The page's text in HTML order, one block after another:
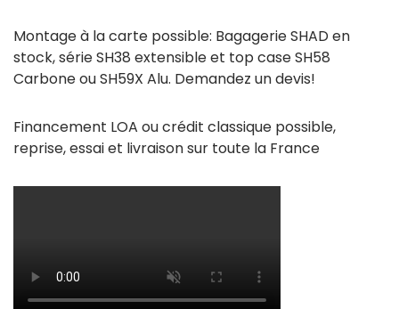
Montage à la carte possible: Bagagerie SHAD en
stock, série SH38 extensible et top case SH58
Carbone ou SH59X Alu. Demandez un devis!
Financement LOA ou crédit classique possible,
reprise, essai et livraison sur toute la France